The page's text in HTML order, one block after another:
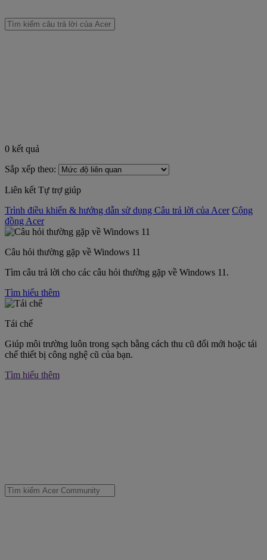
0 kết quả
Sắp xếp theo:
Liên kết Tự trợ giúp
Trình điều khiển & hướng dẫn sử dụng Câu trả lời của Acer Cộng
đồng Acer
Câu hỏi thường gặp về Windows 11
Tìm câu trả lời cho các câu hỏi thường gặp về Windows 11.
Tìm hiểu thêm
Tái chế
Giúp môi trường luôn trong sạch bằng cách thu cũ đổi mới hoặc tái
chế thiết bị công nghệ cũ của bạn.
Tìm hiểu thêm